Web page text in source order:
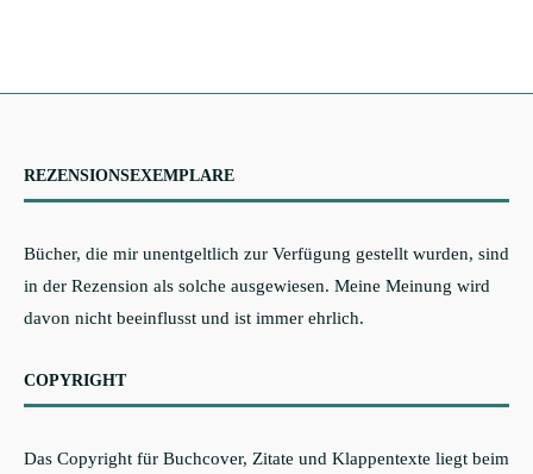
REZENSIONSEXEMPLARE
Bücher, die mir unentgeltlich zur Verfügung gestellt wurden, sind
in der Rezension als solche ausgewiesen. Meine Meinung wird
davon nicht beeinflusst und ist immer ehrlich.
COPYRIGHT
Das Copyright für Buchcover, Zitate und Klappentexte liegt beim